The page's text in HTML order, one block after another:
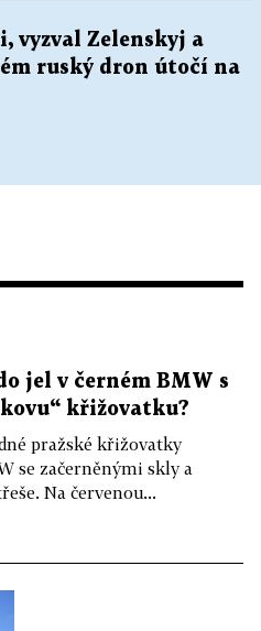
vyzval Zelenskyj a
ruský dron útočí na
jel v černém BMW s
křižovatku?
pražské křižovatky
se začerněnými skly a
Na červenou...